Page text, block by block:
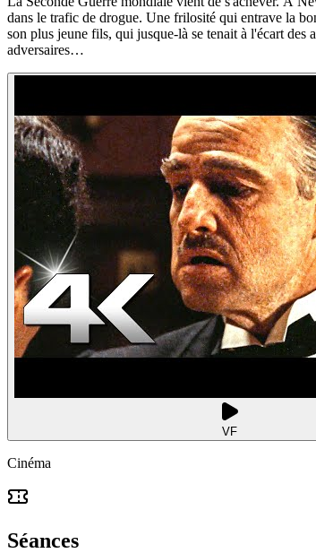
dans le trafic de drogue. Une frilosité qui entrave la
son plus jeune fils, qui jusque-là se tenait à l'écart des
adversaires…
VF
Cinéma
Séances